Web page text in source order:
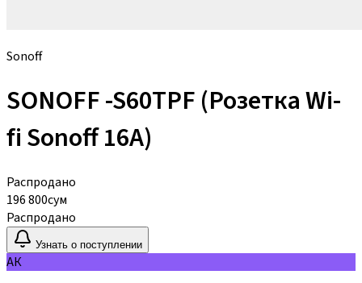
Sonoff
SONOFF -S60TPF (Розетка Wi-
fi Sonoff 16A)
Распродано
196 800сум
Распродано
Узнать о поступлении
АК